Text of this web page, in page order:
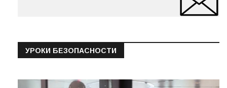
УРОКИ БЕЗОПАСНОСТИ